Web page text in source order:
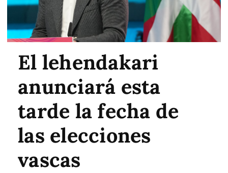
El lehendakari
anunciará esta
tarde la fecha de
las elecciones
vascas